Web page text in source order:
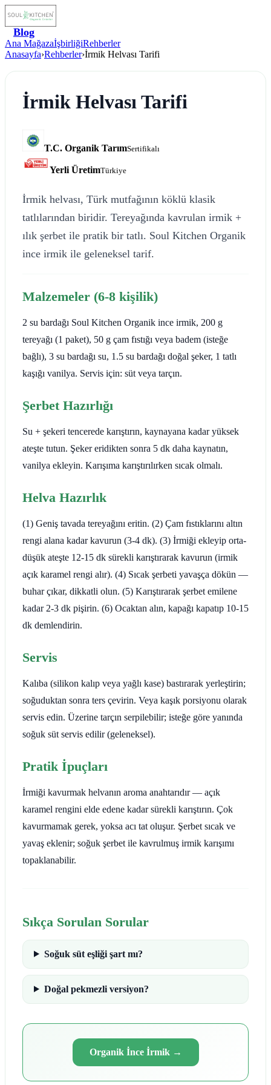
Blog
Ana MağazaİşbirliğiRehberler
Anasayfa›Rehberler›İrmik Helvası Tarifi
İrmik Helvası Tarifi
T.C. Organik TarımSertifikalı
Yerli ÜretimTürkiye
İrmik helvası, Türk mutfağının köklü klasik
tatlılarından biridir. Tereyağında kavrulan irmik +
ılık şerbet ile pratik bir tatlı. Soul Kitchen Organik
ince irmik ile geleneksel tarif.
Malzemeler (6-8 kişilik)
2 su bardağı Soul Kitchen Organik ince irmik, 200 g
tereyağı (1 paket), 50 g çam fıstığı veya badem (isteğe
bağlı), 3 su bardağı su, 1.5 su bardağı doğal şeker, 1 tatlı
kaşığı vanilya. Servis için: süt veya tarçın.
Şerbet Hazırlığı
Su + şekeri tencerede karıştırın, kaynayana kadar yüksek
ateşte tutun. Şeker eridikten sonra 5 dk daha kaynatın,
vanilya ekleyin. Karışıma karıştırılırken sıcak olmalı.
Helva Hazırlık
(1) Geniş tavada tereyağını eritin. (2) Çam fıstıklarını altın
rengi alana kadar kavurun (3-4 dk). (3) İrmiği ekleyip orta-
düşük ateşte 12-15 dk sürekli karıştırarak kavurun (irmik
açık karamel rengi alır). (4) Sıcak şerbeti yavaşça dökün —
buhar çıkar, dikkatli olun. (5) Karıştırarak şerbet emilene
kadar 2-3 dk pişirin. (6) Ocaktan alın, kapağı kapatıp 10-15
dk demlendirin.
Servis
Kalıba (silikon kalıp veya yağlı kase) bastırarak yerleştirin;
soğuduktan sonra ters çevirin. Veya kaşık porsiyonu olarak
servis edin. Üzerine tarçın serpilebilir; isteğe göre yanında
soğuk süt servis edilir (geleneksel).
Pratik İpuçları
İrmiği kavurmak helvanın aroma anahtarıdır — açık
karamel rengini elde edene kadar sürekli karıştırın. Çok
kavurmamak gerek, yoksa acı tat oluşur. Şerbet sıcak ve
yavaş eklenir; soğuk şerbet ile kavrulmuş irmik karışımı
topaklanabilir.
Sıkça Sorulan Sorular
Soğuk süt eşliği şart mı?
Doğal pekmezli versiyon?
Organik İnce İrmik→